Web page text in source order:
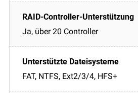
Ja, über 20 Controller
FAT, NTFS, Ext2/3/4, HFS+